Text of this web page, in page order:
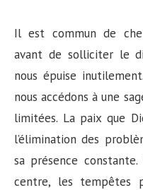
Il est commun de
avant de solliciter le
nous épuise
nous accédons à une
limitées. La paix que
l’élimination des
sa présence
centre, les tempêtes